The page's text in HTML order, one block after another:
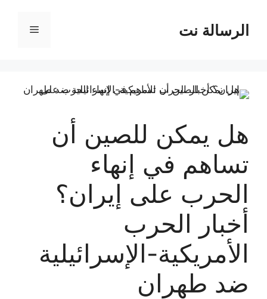
المحتوىالرسالة نت القائمة
هل يمكن للصين أن
تساهم في إنهاء
الحرب على إيران؟
أخبار الحرب
الأمريكية-الإسرائيلية
ضد طهران